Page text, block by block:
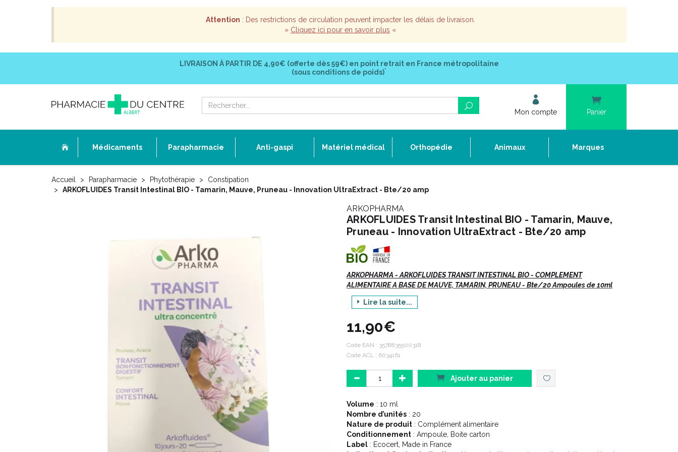
Attention : Des restrictions de circulation peuvent impacter les délais de livraison.
» Cliquez ici pour en savoir plus «
LIVRAISON À PARTIR DE 4,90€ (offerte dès 59€) en point retrait en France métropolitaine
(sous conditions de poids)*
Mon compte Panier
Médicaments Parapharmacie Anti-gaspi Matériel médical Orthopédie Animaux Marques
Accueil Parapharmacie Phytothérapie
Constipation
ARKOFLUIDES Transit Intestinal BIO - Tamarin, Mauve, Pruneau - Innovation UltraExtract - Bte/20 amp
ARKOPHARMA
ARKOFLUIDES Transit Intestinal BIO - Tamarin, Mauve,
Pruneau - Innovation UltraExtract - Bte/20 amp
ARKOPHARMA - ARKOFLUIDES TRANSIT INTESTINAL BIO - COMPLEMENT
ALIMENTAIRE A BASE DE MAUVE, TAMARIN, PRUNEAU - Bte/20 Ampoules de 10ml
Indications :
Digestion, transit, confort intestinal.
PHYTOTHÉRAPIE - DIGESTION - Complément alimentaire.
Arkofluides® Transit Intestinal BIO est un complément alimentaire bio spécialement
Lire la suite...
11,90€
Code EAN : 3578835500318
Code ACL : 6034161
Ajouter au panier
Volume : 10 ml
Nombre d’unités : 20
Nature de produit : Complément alimentaire
Conditionnement : Ampoule, Boite carton
Label : Ecocert, Made in France